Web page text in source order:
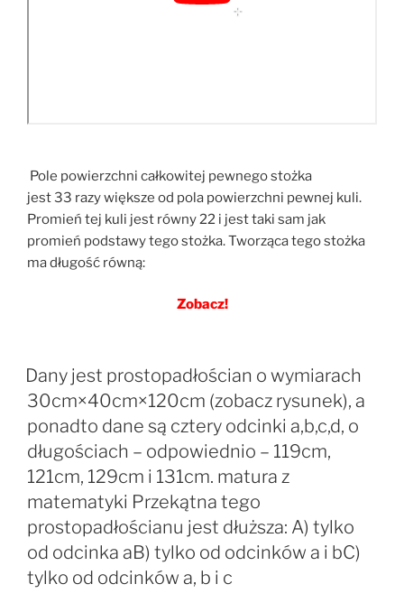
Pole powierzchni całkowitej pewnego stożka
jest 33 razy większe od pola powierzchni pewnej kuli.
Promień tej kuli jest równy 22 i jest taki sam jak
promień podstawy tego stożka. Tworząca tego stożka
ma długość równą:
Zobacz!
Dany jest prostopadłościan o wymiarach
30cm×40cm×120cm (zobacz rysunek), a
ponadto dane są cztery odcinki a,b,c,d, o
długościach – odpowiednio – 119cm,
121cm, 129cm i 131cm. matura z
matematyki Przekątna tego
prostopadłościanu jest dłuższa: A) tylko
od odcinka aB) tylko od odcinków a i bC)
tylko od odcinków a, b i c